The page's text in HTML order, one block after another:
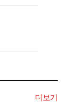
더보기